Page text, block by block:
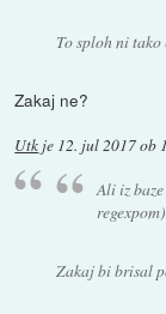
To sploh ni tako
Zakaj ne?
Utk je 12. jul 2017 ob
Ali iz
regexpom)
Zakaj bi brisal